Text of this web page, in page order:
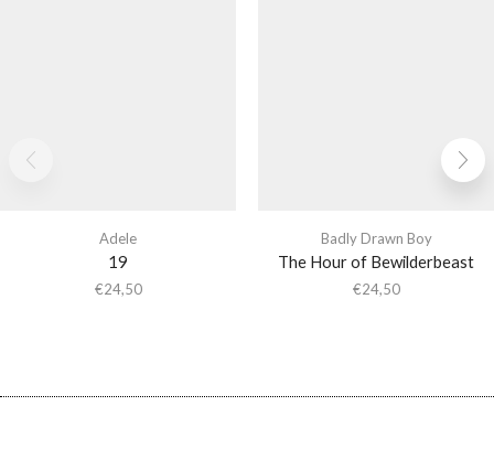
Adele
19
€24,50
Badly Drawn Boy
The Hour of Bewilderbeast
€24,50